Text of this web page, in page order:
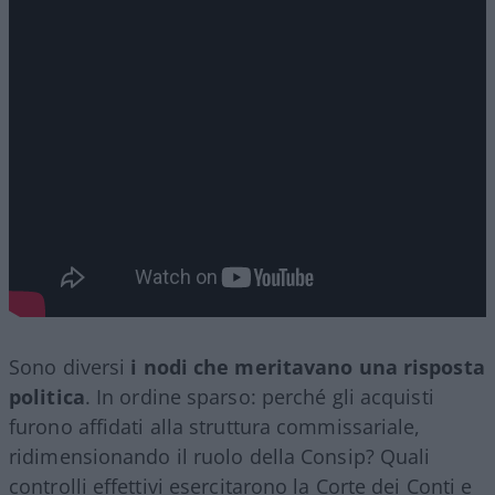
Sono diversi i nodi che meritavano una risposta
politica. In ordine sparso: perché gli acquisti
furono affidati alla struttura commissariale,
ridimensionando il ruolo della Consip? Quali
controlli effettivi esercitarono la Corte dei Conti e